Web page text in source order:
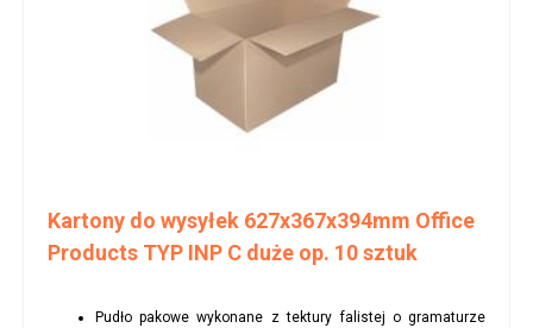
Kartony do wysyłek 627x367x394mm Office
Products TYP INP C duże op. 10 sztuk
Pudło pakowe wykonane z tektury falistej o gramaturze